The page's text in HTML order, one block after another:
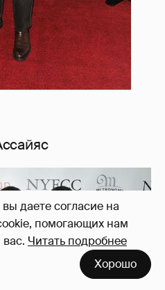
даете согласие на
помогающих нам
вас. Читать подробнее
Хорошо